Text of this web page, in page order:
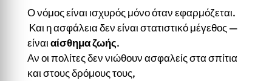
Ο νόμος είναι ισχυρός μόνο όταν εφαρμόζεται.
Και η ασφάλεια δεν είναι στατιστικό μέγεθος —
είναιαίσθημα ζωής.
Αν οι πολίτες δεν νιώθουν ασφαλείς στα σπίτια
και στους δρόμους τους,